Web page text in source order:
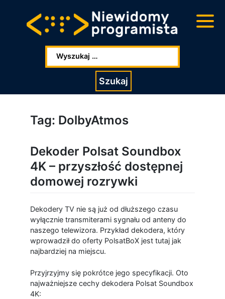
do
głowej
zawartości
do
stopki
Szukaj
Tag: DolbyAtmos
Dekoder Polsat Soundbox
4K – przyszłość dostępnej
domowej rozrywki
Dekodery TV nie są już od dłuższego czasu
wyłącznie transmiterami sygnału od anteny do
naszego telewizora. Przykład dekodera, który
wprowadził do oferty PolsatBoX jest tutaj jak
najbardziej na miejscu.
Przyjrzyjmy się pokrótce jego specyfikacji. Oto
najważniejsze cechy dekodera Polsat Soundbox
4K: